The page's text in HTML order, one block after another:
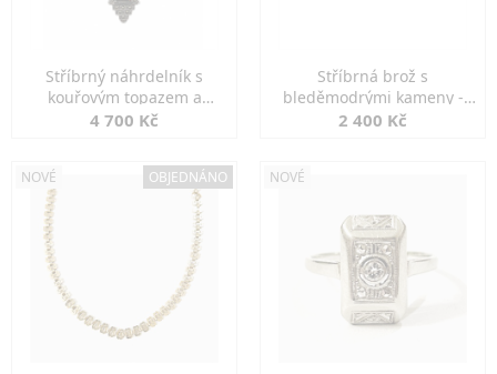
Stříbrný náhrdelník s
kouřovým topazem a
markazity
4 700 Kč
Stříbrná brož s
bleděmodrými kameny -
jemná elegance
2 400 Kč
NOVÉ OBJEDNÁNO NOVÉ